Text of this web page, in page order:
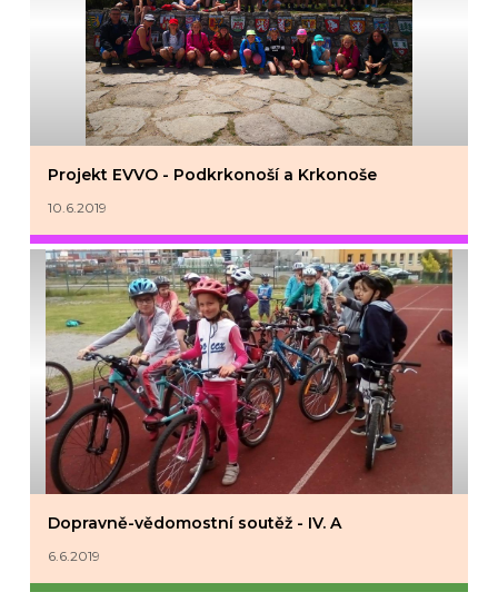
Projekt EVVO - Podkrkonoší a Krkonoše
10.6.2019
Dopravně-vědomostní soutěž - IV. A
6.6.2019